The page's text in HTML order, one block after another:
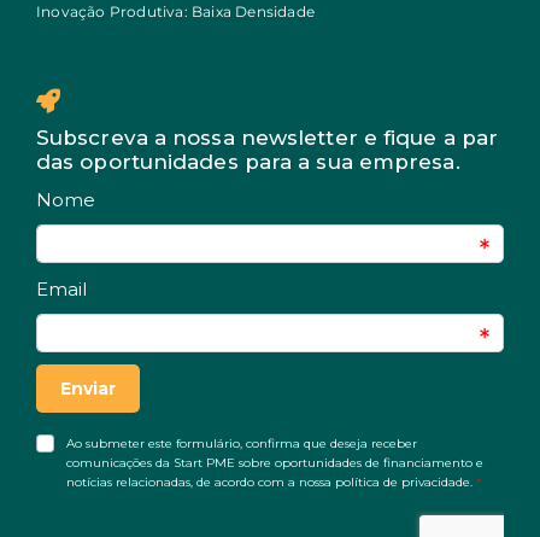
Inovação Produtiva: Baixa Densidade
Subscreva a nossa newsletter e fique a par
das oportunidades para a sua empresa.